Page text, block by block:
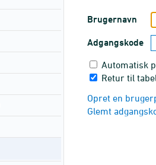
Brugernavn
Adgangskode
Automatisk
Retur til
Opret en
Glemt